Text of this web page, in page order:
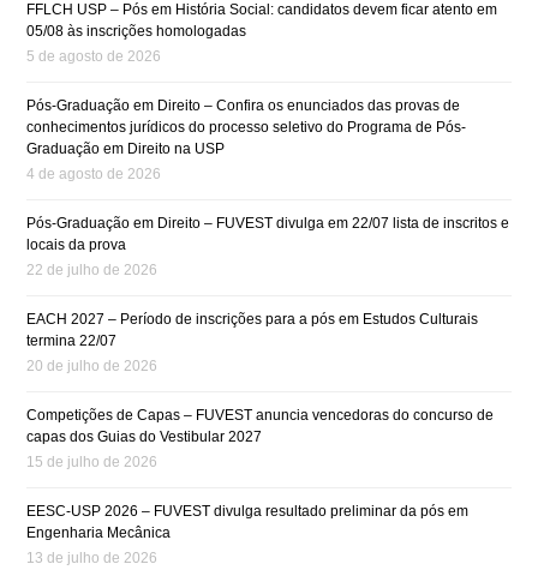
FFLCH USP – Pós em História Social: candidatos devem ficar atento em
05/08 às inscrições homologadas
5 de agosto de 2026
Pós-Graduação em Direito – Confira os enunciados das provas de
conhecimentos jurídicos do processo seletivo do Programa de Pós-
Graduação em Direito na USP
4 de agosto de 2026
Pós-Graduação em Direito – FUVEST divulga em 22/07 lista de inscritos e
locais da prova
22 de julho de 2026
EACH 2027 – Período de inscrições para a pós em Estudos Culturais
termina 22/07
20 de julho de 2026
Competições de Capas – FUVEST anuncia vencedoras do concurso de
capas dos Guias do Vestibular 2027
15 de julho de 2026
EESC-USP 2026 – FUVEST divulga resultado preliminar da pós em
Engenharia Mecânica
13 de julho de 2026